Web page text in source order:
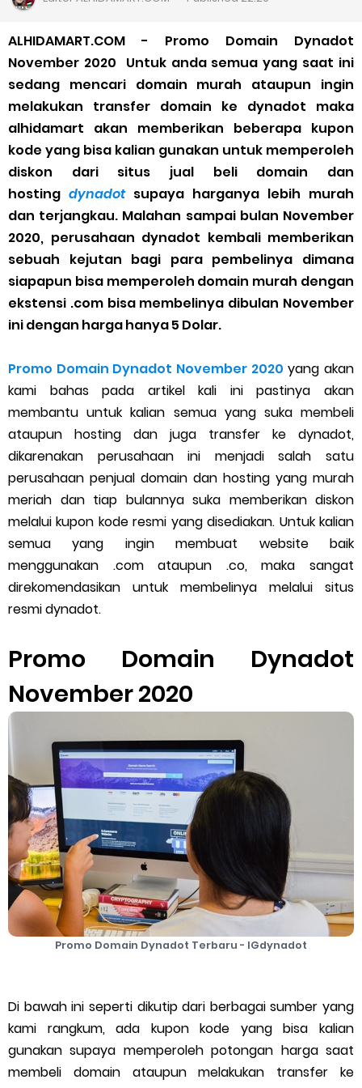
Apa itu Grab Saap? Layanan Antri Online Terbaru Dari Grab
Cara Jitu Mendapat Voucher Gojek Gratis
Cara Ping DNS Server Gojek Gopartner
Cara Mudah Melihat Nomor Shopeepay Sendiri dan Orang Lain
7 Cara Mudah Top Up Grab untuk Driver
5 Versi Map Paling Gacor Untuk Ojek Online
Penyebab dan Cara Memulihkan Akun Gojek Dibekukan
Cara Menghitung Penghasilan Grab Sesuai dengan Orderan
Cara Menggunakan Paket Telkomsel Mitra Gojek
5 Cara Top Up InDriver dengan Mudah
5 Biaya Potongan Shopee Food yang Perlu Kamu Ketahui
10 Cara Jitu Autobid Untuk Lala Motor dan Mobil 2023
Batas Saldo Untuk Akun Gopay Biasa dan Upgrade
Cara Mudah Melihat QR dan Barcode Shopeepay
Enroute Drop: Arti dan Penjelasan Resi Gosend
Cara Ping Server Shopee Food 2022
Cara Menghubungi CS Lalamove dan Jam Operasionalnya
Cara Mengatasi Aplikasi Gojek Mengalami Gangguan
DNS Server Gojek Driver Terbaru 2026: Panduan Lengkap DNS
Server Gojek Terbaru dan IP Server GoPartner Gojek
Saturday, 8 August
ALHIDAMART.COM - Promo Domain Dynadot
November 2020 Untuk anda semua yang saat ini
sedang mencari domain murah ataupun ingin
melakukan transfer domain ke dynadot maka
alhidamart akan memberikan beberapa kupon
kode yang bisa kalian gunakan untuk memperoleh
diskon dari situs jual beli domain dan
hosting dynadot supaya harganya lebih murah
dan terjangkau. Malahan sampai bulan November
2020, perusahaan dynadot kembali memberikan
sebuah kejutan bagi para pembelinya dimana
siapapun bisa memperoleh domain murah dengan
ekstensi .com bisa membelinya dibulan November
ini dengan harga hanya 5 Dolar.
Promo Domain Dynadot November 2020 yang akan
kami bahas pada artikel kali ini pastinya akan
membantu untuk kalian semua yang suka membeli
ataupun hosting dan juga transfer ke dynadot,
dikarenakan perusahaan ini menjadi salah satu
perusahaan penjual domain dan hosting yang murah
meriah dan tiap bulannya suka memberikan diskon
melalui kupon kode resmi yang disediakan. Untuk kalian
semua yang ingin membuat website baik
menggunakan .com ataupun .co, maka sangat
direkomendasikan untuk membelinya melalui situs
resmi dynadot.
Promo Domain Dynadot
November 2020
Promo Domain Dynadot Terbaru - IGdynadot
Di bawah ini seperti dikutip dari berbagai sumber yang
kami rangkum, ada kupon kode yang bisa kalian
gunakan supaya memperoleh potongan harga saat
membeli domain ataupun melakukan transfer ke